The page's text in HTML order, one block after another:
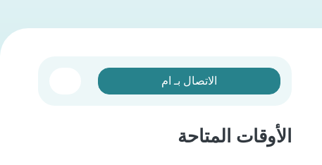
الاتصال بـ ام
الأوقات المتاحة